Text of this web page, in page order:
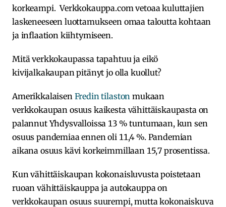
korkeampi. Verkkokauppa.com vetoaa kuluttajien
laskeneeseen luottamukseen omaa taloutta kohtaan
ja inflaation kiihtymiseen.
Mitä verkkokaupassa tapahtuu ja eikö
kivijalkakaupan pitänyt jo olla kuollut?
Amerikkalaisen Fredin tilaston mukaan
verkkokaupan osuus kaikesta vähittäiskaupasta on
palannut Yhdysvalloissa 13 % tuntumaan, kun sen
osuus pandemiaa ennen oli 11,4 %. Pandemian
aikana osuus kävi korkeimmillaan 15,7 prosentissa.
Kun vähittäiskaupan kokonaisluvusta poistetaan
ruoan vähittäiskauppa ja autokauppa on
verkkokaupan osuus suurempi, mutta kokonaiskuva